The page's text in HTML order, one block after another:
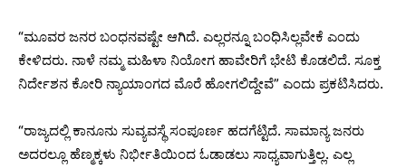
“ಮೂವರ ಜನರ ಬಂಧನವಷ್ಟೇ ಆಗಿದೆ. ಎಲ್ಲರನ್ನೂ ಬಂಧಿಸಿಲ್ಲವೇಕೆ ಎಂದು
ಕೇಳಿದರು. ನಾಳೆ ನಮ್ಮ ಮಹಿಳಾ ನಿಯೋಗ ಹಾವೇರಿಗೆ ಭೇಟಿ ಕೊಡಲಿದೆ. ಸೂಕ್ತ
ನಿರ್ದೇಶನ ಕೋರಿ ನ್ಯಾಯಾಂಗದ ಮೊರೆ ಹೋಗಲಿದ್ದೇವೆ” ಎಂದು ಪ್ರಕಟಿಸಿದರು.
“ರಾಜ್ಯದಲ್ಲಿ ಕಾನೂನು ಸುವ್ಯವಸ್ಥೆ ಸಂಪೂರ್ಣ ಹದಗೆಟ್ಟಿದೆ. ಸಾಮಾನ್ಯ ಜನರು
ಅದರಲ್ಲೂ ಹೆಣ್ಮಕ್ಕಳು ನಿರ್ಭೀತಿಯಿಂದ ಓಡಾಡಲು ಸಾಧ್ಯವಾಗುತ್ತಿಲ್ಲ. ಎಲ್ಲ